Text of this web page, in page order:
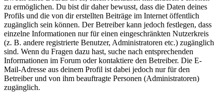
zu ermöglichen. Du bist dir daher bewusst, dass die Daten deines
Profils und die von dir erstellten Beiträge im Internet öffentlich
zugänglich sein können. Der Betreiber kann jedoch festlegen, dass
einzelne Informationen nur für einen eingeschränkten Nutzerkreis
(z. B. andere registrierte Benutzer, Administratoren etc.) zugänglich
sind. Wenn du Fragen dazu hast, suche nach entsprechenden
Informationen im Forum oder kontaktiere den Betreiber. Die E-
Mail-Adresse aus deinem Profil ist dabei jedoch nur für den
Betreiber und von ihm beauftragte Personen (Administratoren)
zugänglich.